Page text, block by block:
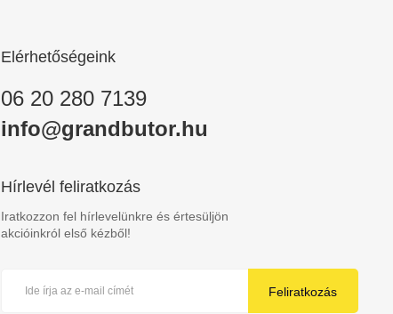
Elérhetőségeink
06 20 280 7139
info@grandbutor.hu
Hírlevél feliratkozás
Iratkozzon fel hírlevelünkre és értesüljön
akcióinkról első kézből!
Feliratkozás